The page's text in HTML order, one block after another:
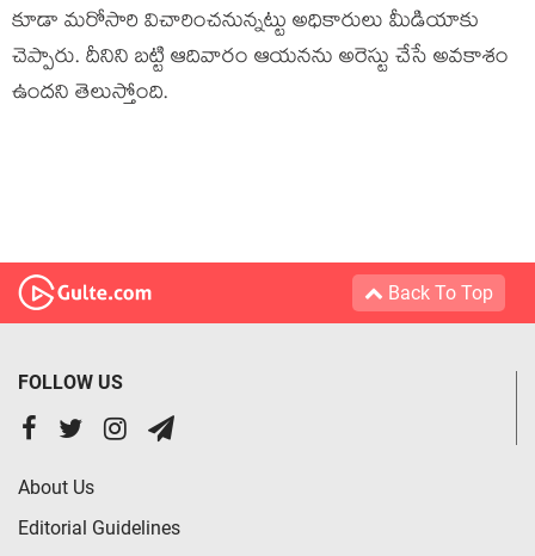
కూడా మ‌రోసారి విచారించ‌నున్న‌ట్టు అధికారులు మీడియాకు
చెప్పారు. దీనిని బ‌ట్టి ఆదివారం ఆయ‌న‌ను అరెస్టు చేసే అవ‌కాశం
ఉంద‌ని తెలుస్తోంది.
Back To Top
FOLLOW US
About Us
Editorial Guidelines